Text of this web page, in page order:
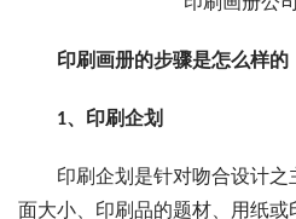
印刷画册的步骤是怎么样的
1、印刷企划
印刷企划是针对吻合设计之
面大小、印刷品的题材、用纸